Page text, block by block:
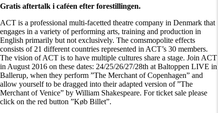
Gratis aftertalk i caféen efter forestillingen.
ACT is a professional multi-facetted theatre company in Denmark that
engages in a variety of performing arts, training and production in
English primarily but not exclusively. The comsmopolite effects
consists of 21 different countries represented in ACT’s 30 members.
The vision of ACT is to have multiple cultures share a stage. Join ACT
in August 2016 on these dates: 24/25/26/27/28th at Baltoppen LIVE in
Ballerup, when they perform ”The Merchant of Copenhagen” and
allow yourself to be dragged into their adapted version of ”The
Merchant of Venice” by William Shakespeare. For ticket sale please
click on the red button ”Køb Billet”.